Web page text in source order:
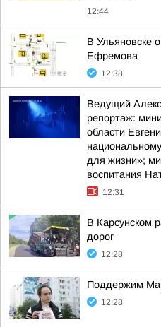
12:44
В Ульяновске
Ефремова
12:38
Ведущий
репортаж:
области
для жизни»;
воспитания
12:31
В Карсунском
дорог
12:28
Поддержим
12:28